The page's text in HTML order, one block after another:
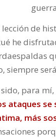
lección de
he
siempre
para mí,
ataques
más